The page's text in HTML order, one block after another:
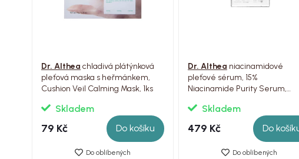
Dr. Althea chladivá plátýnková
pleťová maska s heřmánkem,
Cushion Veil Calming Mask, 1ks
Skladem
79 Kč Do košíku
Do oblíbených
Dr. Althea niacinamidové
pleťové sérum, 15%
Niacinamide Purity Serum,
Skladem
479 Kč Do
Do oblíbených